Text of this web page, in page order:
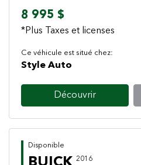
8 995 $
*Plus Taxes et licenses
Ce véhicule est situé chez:
Style Auto
Découvrir
Disponible
2016